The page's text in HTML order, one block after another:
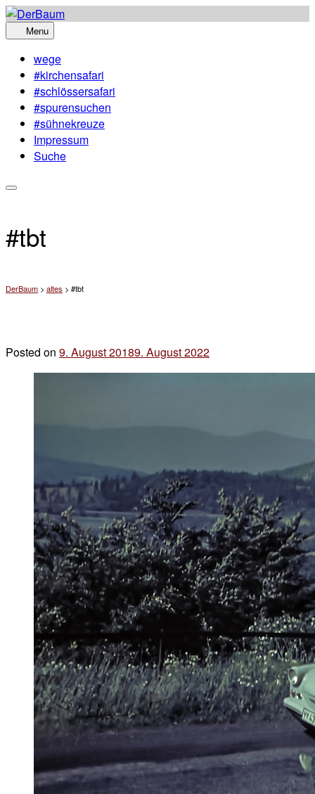
Skip
to
Menu
wege
#kirchensafari
#schlössersafari
#spurensuchen
#sühnekreuze
Impressum
Suche
#tbt
DerBaum > altes > #tbt
Posted on 9. August 20189. August 2022
der